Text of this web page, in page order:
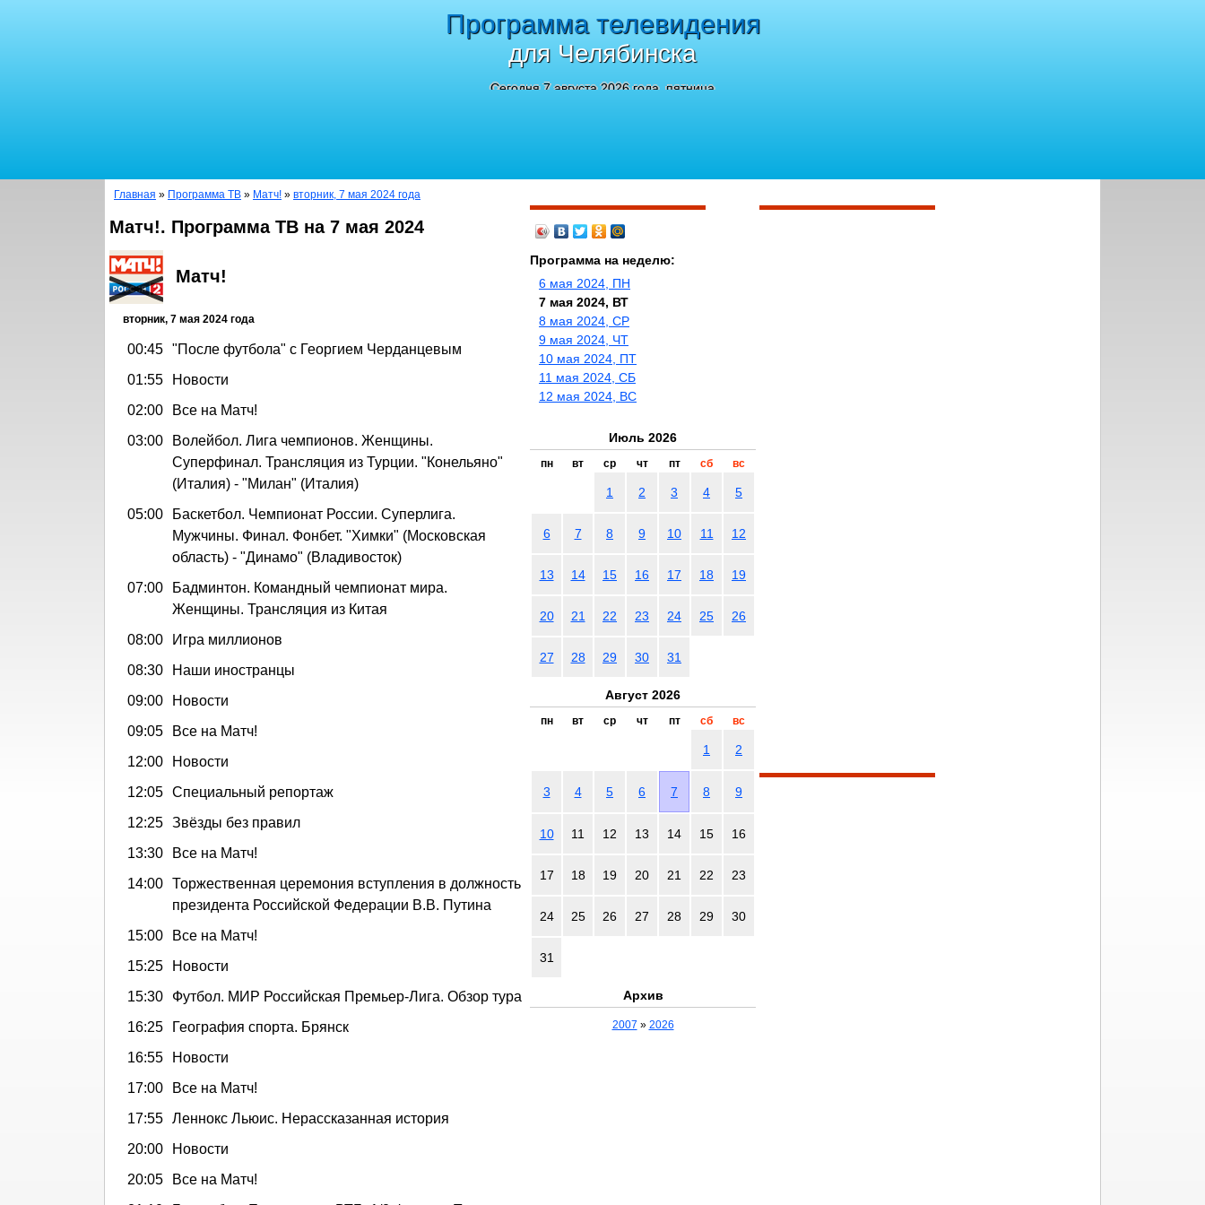
Программа телевидения
для Челябинска
Сегодня 7 августа 2026 года, пятница
Главная » Программа ТВ » Матч! » вторник, 7 мая 2024 года
Матч!. Программа ТВ на 7 мая 2024
Матч!
вторник, 7 мая 2024 года
00:45 "После футбола" с Георгием Черданцевым
01:55
Новости
02:00
Все на Матч!
03:00
Волейбол. Лига чемпионов. Женщины.
Суперфинал. Трансляция из Турции. "Конельяно"
(Италия) - "Милан" (Италия)
05:00
Баскетбол. Чемпионат России. Суперлига.
Мужчины. Финал. Фонбет. "Химки" (Московская
область) - "Динамо" (Владивосток)
07:00
Бадминтон. Командный чемпионат мира.
Женщины. Трансляция из Китая
08:00
Игра миллионов
08:30
Наши иностранцы
09:00
Новости
09:05
Все на Матч!
12:00
Новости
12:05 Специальный репортаж
12:25 Звёзды без правил
13:30
Все на Матч!
14:00 Торжественная церемония вступления в должность
президента Российской Федерации В.В. Путина
15:00
Все на Матч!
15:25
Новости
15:30
Футбол. МИР Российская Премьер-Лига. Обзор тура
16:25
География спорта. Брянск
16:55
Новости
17:00
Все на Матч!
17:55 Леннокс Льюис. Нерассказанная история
20:00
Новости
20:05
Все на Матч!
Программа на неделю:
6 мая 2024, ПН
7 мая 2024, ВТ
8 мая 2024, СР
9 мая 2024, ЧТ
10 мая 2024, ПТ
11 мая 2024, СБ
12 мая 2024, ВС
Июль 2026
пн вт ср чт пт сб вс
1 2 3 4 5
6 7 8 9 10 11 12
13 14 15 16 17 18 19
20 21 22 23 24 25 26
27 28 29 30 31
Август 2026
пн вт ср чт пт сб вс
1 2
3 4 5 6 7 8 9
10 11 12 13 14 15 16
17 18 19 20 21 22 23
24 25 26 27 28 29 30
31
Архив
2007 » 2026